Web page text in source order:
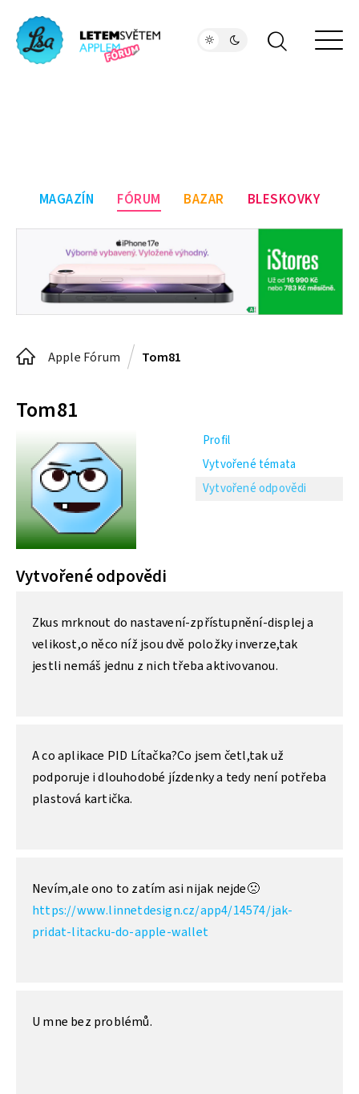
MAGAZÍN FÓRUM BAZAR BLESKOVKY
Apple Fórum Tom81
Tom81
Profil
Vytvořené témata
Vytvořené odpovědi
Vytvořené odpovědi
Zkus mrknout do nastavení-zpřístupnění-displej a
velikost,o něco níž jsou dvě položky inverze,tak
jestli nemáš jednu z nich třeba aktivovanou.
A co aplikace PID Lítačka?Co jsem četl,tak už
podporuje i dlouhodobé jízdenky a tedy není potřeba
plastová kartička.
Nevím,ale ono to zatím asi nijak nejde🙁
https://www.linnetdesign.cz/app4/14574/jak-
pridat-litacku-do-apple-wallet
U mne bez problémů.